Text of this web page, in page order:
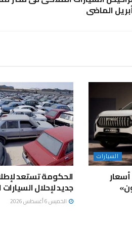
الماضى
السيارات
أسعار الحكومة تستعد
جديد لإحلال
الخميس 6 أغسطس 2026